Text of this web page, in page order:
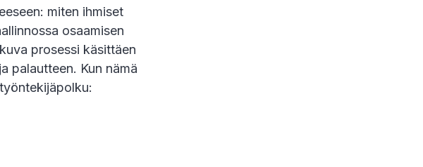
miten ihmiset
osaamisen
prosessi käsittäen
palautteen. Kun nämä